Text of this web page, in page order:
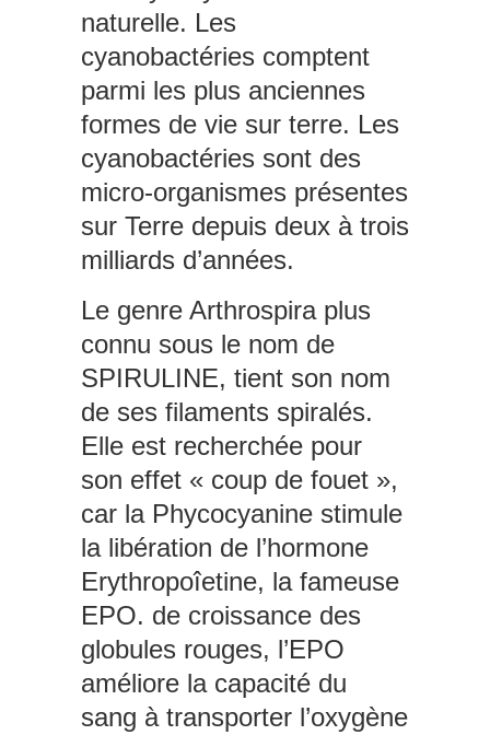
naturelle. Les
cyanobactéries comptent
parmi les plus anciennes
formes de vie sur terre. Les
cyanobactéries sont des
micro-organismes présentes
sur Terre depuis deux à trois
milliards d’années.
Le genre Arthrospira plus
connu sous le nom de
SPIRULINE, tient son nom
de ses filaments spiralés.
Elle est recherchée pour
son effet « coup de fouet »,
car la Phycocyanine stimule
la libération de l’hormone
Erythropoîetine, la fameuse
EPO. de croissance des
globules rouges, l’EPO
améliore la capacité du
sang à transporter l’oxygène